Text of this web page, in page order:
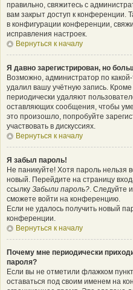
правильно, свяжитесь с
вам закрыт доступ к конференции.
в конфигурации конференции,
исправления настроек.
Вернуться к началу
Я давно зарегистрирован, но
Возможно, администратор по
удалил вашу учётную запись.
периодически удаляют
оставляющих сообщения, чтобы
это произошло, попробуйте
участвовать в дискуссиях.
Вернуться к началу
Я забыл пароль!
Не паникуйте! Хотя пароль нельзя
новый. Перейдите на страницу
ссылку Забыли пароль?. Следуйте
сможете войти на конференцию.
Если не удалось получить новый
конференции.
Вернуться к началу
Почему мне периодически
пароля?
Если вы не отметили флажком пункт
оставаться под своим именем на